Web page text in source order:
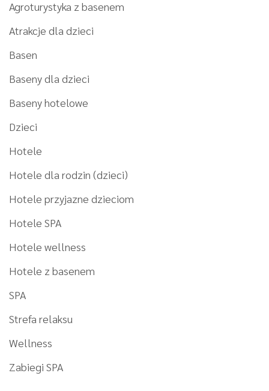
Agroturystyka z basenem
Atrakcje dla dzieci
Basen
Baseny dla dzieci
Baseny hotelowe
Dzieci
Hotele
Hotele dla rodzin (dzieci)
Hotele przyjazne dzieciom
Hotele SPA
Hotele wellness
Hotele z basenem
SPA
Strefa relaksu
Wellness
Zabiegi SPA